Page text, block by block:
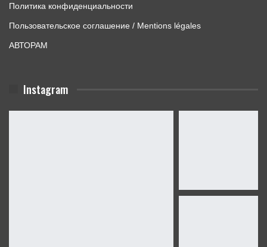
Политика конфиденциальности
Пользовательское соглашение / Mentions légales
АВТОРАМ
Instagram